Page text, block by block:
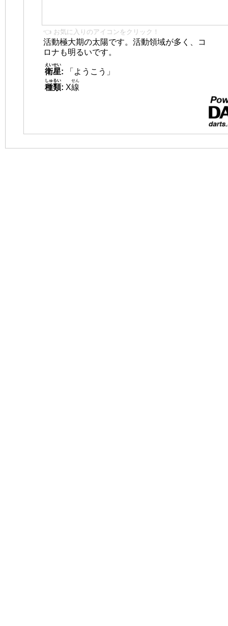
👈 お気に入りのアイコンをクリック！
活動極大期の太陽です。活動領域が多く、コ
ロナも明るいです。
衛星
えいせい
:
「ようこう」
種類
しゅるい
: X線
せん